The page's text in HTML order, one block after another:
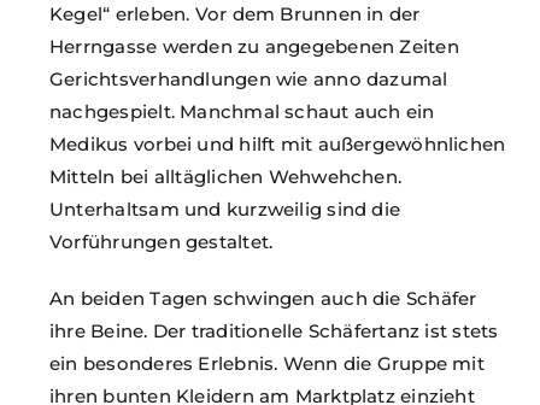
Kegel“ erleben. Vor dem Brunnen in der
Herrngasse werden zu angegebenen Zeiten
Gerichtsverhandlungen wie anno dazumal
nachgespielt. Manchmal schaut auch ein
Medikus vorbei und hilft mit außergewöhnlichen
Mitteln bei alltäglichen Wehwehchen.
Unterhaltsam und kurzweilig sind die
Vorführungen gestaltet.
An beiden Tagen schwingen auch die Schäfer
ihre Beine. Der traditionelle Schäfertanz ist stets
ein besonderes Erlebnis. Wenn die Gruppe mit
ihren bunten Kleidern am Marktplatz einzieht